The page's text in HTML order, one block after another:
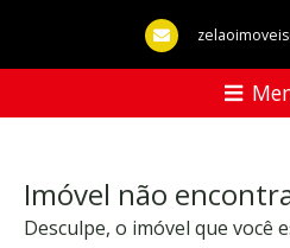
Imóvel não
Desculpe, o imóvel que você